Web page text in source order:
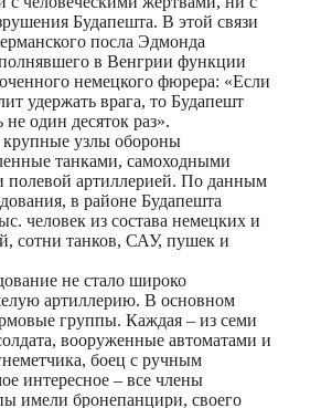
Будапешта. В этой связи
посла Эдмонда
в Венгрии функции
немецкого фюрера: «Если
удержать врага, то Будапешт
один десяток раз».
крупные узлы обороны
танками, самоходными
полевой артиллерией. По данным
в районе Будапешта
человек из состава немецких и
сотни танков, САУ, пушек и
не стало широко
артиллерию. В основном
группы. Каждая – из семи
вооруженные автоматами и
боец с ручным
интересное – все члены
имели бронепанцири, своего